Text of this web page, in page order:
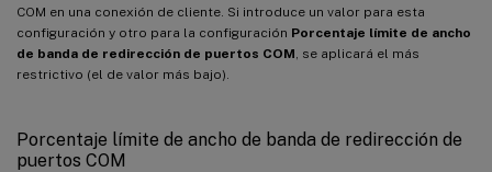
COM en una conexión de cliente. Si introduce un valor para esta
configuración y otro para la configuración Porcentaje límite de ancho
de banda de redirección de puertos COM , se aplicará el más
restrictivo (el de valor más bajo).
Porcentaje límite de ancho de banda de redirección de
puertos COM